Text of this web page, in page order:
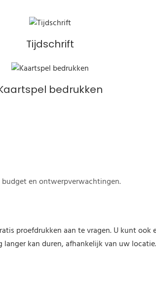
Tijdschrift
bedrukken
en ontwerpverwachtingen.
proefdrukken aan te vragen. U kunt ook
kan duren, afhankelijk van uw